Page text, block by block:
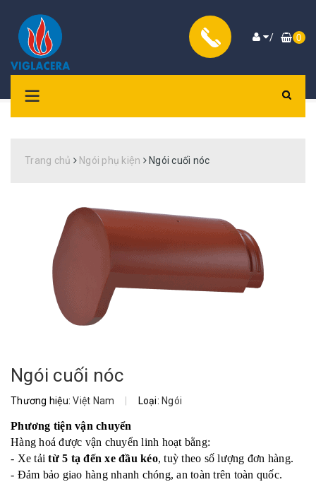
/ 0
Trang chủ Ngói phụ kiện Ngói cuối nóc
Ngói cuối nóc
Thương hiệu:Việt Nam | Loại: Ngói
Phương tiện vận chuyển
Hàng hoá được vận chuyển linh hoạt bằng:
- Xe tảitừ 5 tạ đến xe đầu kéo, tuỳ theo số lượng đơn hàng.
- Đảm bảo giao hàng nhanh chóng, an toàn trên toàn quốc.